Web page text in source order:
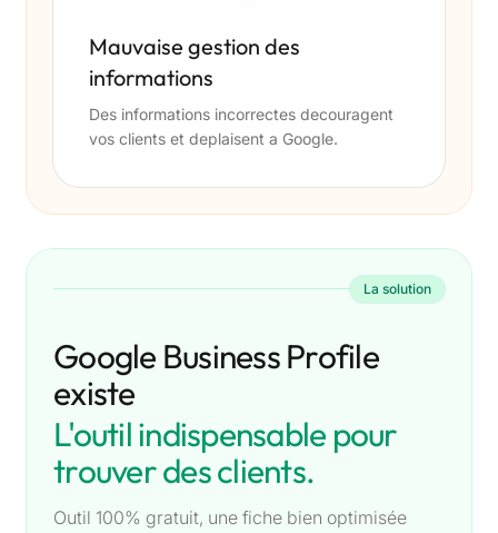
Mauvaise gestion des
informations
Des informations incorrectes decouragent
vos clients et deplaisent a Google.
La solution
Google Business Profile
existe
L'outil indispensable pour
trouver des clients.
Outil 100% gratuit, une fiche bien optimisée